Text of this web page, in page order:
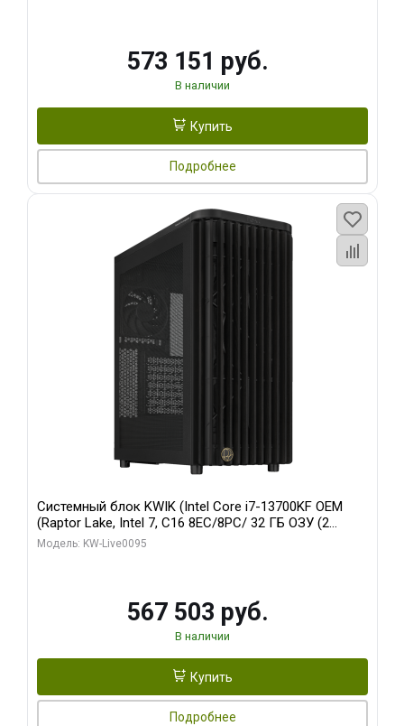
573 151 руб.
В наличии
Купить
Подробнее
Системный блок KWIK (Intel Core i7-13700KF OEM
(Raptor Lake, Intel 7, C16 8EC/8PC/ 32 ГБ ОЗУ (2
модуля)/ Afox RTX4090 24GB GDDR6X 384-Bit 3xDP
Модель: KW-Live0095
567 503 руб.
В наличии
Купить
Подробнее